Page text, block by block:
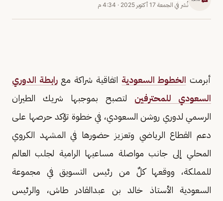
نُشر في الجمعة 17 أكتوبر 2025 · 4:34 م
أبرمت الخطوط السعودية اتفاقية شراكة معرابطة الدوري
السعودي للمحترفين لتصبح بموجبها شريك الطيران
الرسمي لدوري روشن السعودي، في خطوة تؤكد حرصها على
دعم القطاع الرياضي وتعزيز حضورها في المشهد الكروي
المحلي إلى جانب مواصلة مساعيها الرامية لجلب العالم
للمملكة، ووقعها كلٌ من رئيس التسويق في مجموعة
السعودية الأستاذ خالد بن عبدالقادر طاش، والرئيس